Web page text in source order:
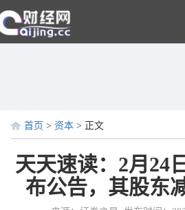
首页 > 资本 > 正文
天天速读：2月24
布公告，其股东